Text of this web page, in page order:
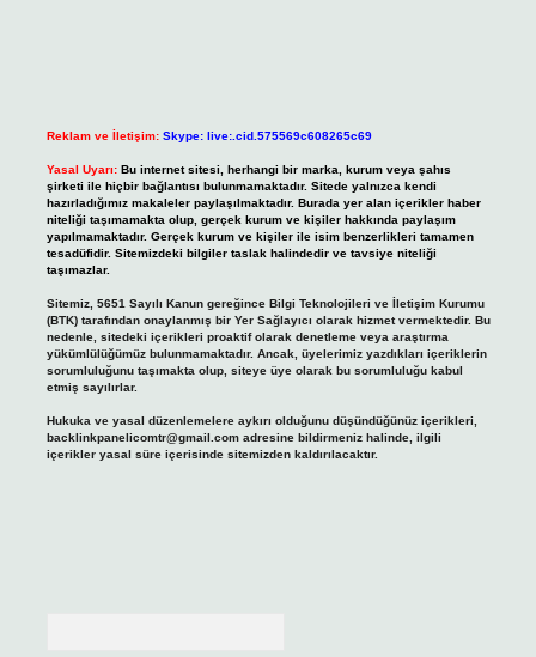
Reklam ve İletişim: Skype: live:.cid.575569c608265c69
Yasal Uyarı: Bu internet sitesi, herhangi bir marka, kurum veya şahıs
şirketi ile hiçbir bağlantısı bulunmamaktadır. Sitede yalnızca kendi
hazırladığımız makaleler paylaşılmaktadır. Burada yer alan içerikler haber
niteliği taşımamakta olup, gerçek kurum ve kişiler hakkında paylaşım
yapılmamaktadır. Gerçek kurum ve kişiler ile isim benzerlikleri tamamen
tesadüfidir. Sitemizdeki bilgiler taslak halindedir ve tavsiye niteliği
taşımazlar.
Sitemiz, 5651 Sayılı Kanun gereğince Bilgi Teknolojileri ve İletişim Kurumu
(BTK) tarafından onaylanmış bir Yer Sağlayıcı olarak hizmet vermektedir. Bu
nedenle, sitedeki içerikleri proaktif olarak denetleme veya araştırma
yükümlülüğümüz bulunmamaktadır. Ancak, üyelerimiz yazdıkları içeriklerin
sorumluluğunu taşımakta olup, siteye üye olarak bu sorumluluğu kabul
etmiş sayılırlar.
Hukuka ve yasal düzenlemelere aykırı olduğunu düşündüğünüz içerikleri,
backlinkpanelicomtr@gmail.comadresine bildirmeniz halinde, ilgili
içerikler yasal süre içerisinde sitemizden kaldırılacaktır.